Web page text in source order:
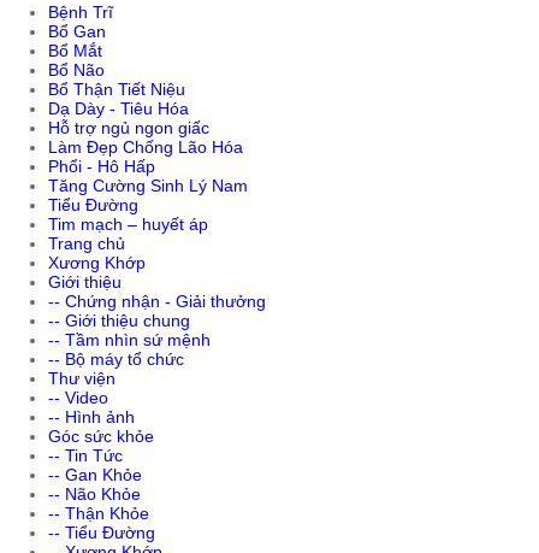
Bệnh Trĩ
Bổ Gan
Bổ Mắt
Bổ Não
Bổ Thận Tiết Niệu
Dạ Dày - Tiêu Hóa
Hỗ trợ ngủ ngon giấc
Làm Đẹp Chống Lão Hóa
Phổi - Hô Hấp
Tăng Cường Sinh Lý Nam
Tiểu Đường
Tim mạch – huyết áp
Trang chủ
Xương Khớp
Giới thiệu
-- Chứng nhận - Giải thưởng
-- Giới thiệu chung
-- Tầm nhìn sứ mệnh
-- Bộ máy tổ chức
Thư viện
-- Video
-- Hình ảnh
Góc sức khỏe
-- Tin Tức
-- Gan Khỏe
-- Não Khỏe
-- Thận Khỏe
-- Tiểu Đường